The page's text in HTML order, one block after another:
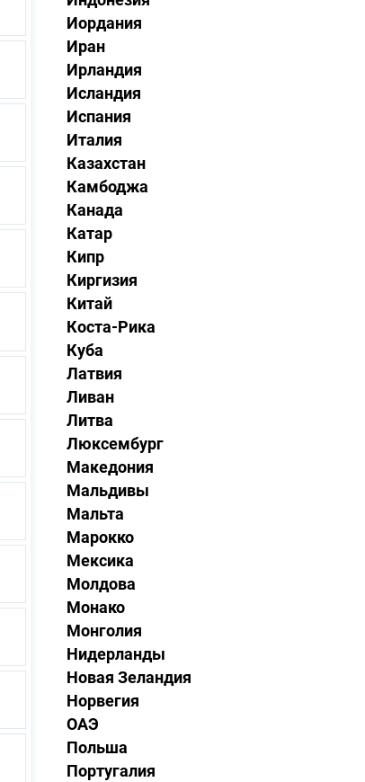
Иордания
Иран
Ирландия
Исландия
Испания
Италия
Казахстан
Камбоджа
Канада
Катар
Кипр
Киргизия
Китай
Коста-Рика
Куба
Латвия
Ливан
Литва
Люксембург
Македония
Мальдивы
Мальта
Марокко
Мексика
Молдова
Монако
Монголия
Нидерланды
Новая Зеландия
Норвегия
ОАЭ
Польша
Португалия